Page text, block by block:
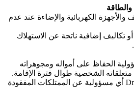
الكهربائية والإضاءة عند عدم
تكاليف إضافية ناتجة عن الاستهلاك
الحفاظ على أمواله ومجوهراته
متعلقاته الشخصية طوال فترة الإقامة.
▸ لا تتحمل Dream of Holiday أي مسؤولية عن الممتلكات المفقودة